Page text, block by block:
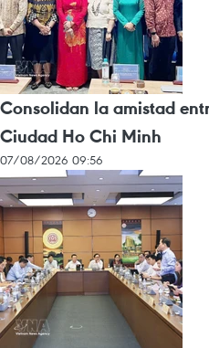
Consolidan la amistad
Ciudad Ho Chi Minh
07/08/2026 09:56